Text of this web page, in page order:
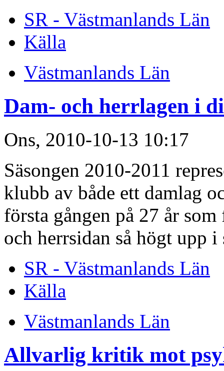
SR - Västmanlands Län
Källa
Västmanlands Län
Dam- och herrlagen i
Ons, 2010-10-13 10:17
Säsongen 2010-2011
klubb av både ett damlag
första gången på 27 år
och herrsidan så högt upp i
SR - Västmanlands Län
Källa
Västmanlands Län
Allvarlig kritik mot